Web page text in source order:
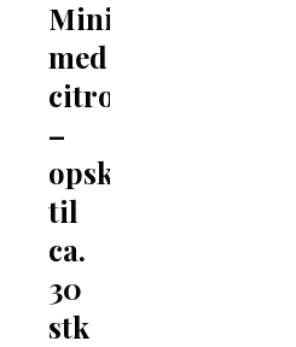
Minicupcakes
med
citronsmørcreme
–
opskrift
til
ca.
30
stk